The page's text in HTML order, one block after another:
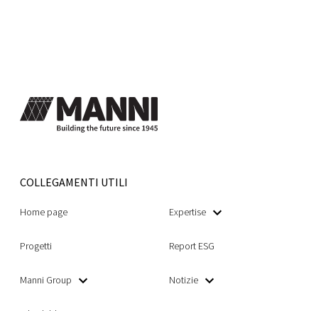
COLLEGAMENTI UTILI
Home page Expertise
Progetti Report ESG
Manni Group Notizie